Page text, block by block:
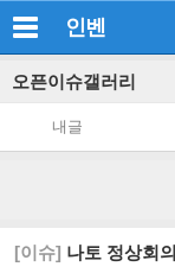
인벤
오픈이슈갤러리
내글
[이슈] 나토 정상회